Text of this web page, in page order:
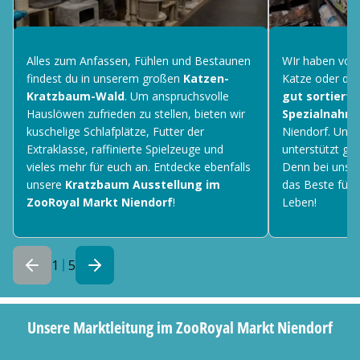
Alles zum Anfassen, Fühlen und Bestaunen
findest du in unserem großen Katzen-
Kratzbaum-Wald. Um anspruchsvolle
Hauslöwen zufrieden zu stellen, bieten wir
kuschelige Schlafplätze, Futter der
Extraklasse, raffinierte Spielzeuge und
vieles mehr für euch an. Entdecke ebenfalls
unsere Kratzbaum Ausstellung im
ZooRoyal Markt Niendorf!
WIr haben
Katze oder
gut sortierte
Niendorf.
unterstützt
Denn bei uns
das Beste für
Leben!
1 5
Unsere Marktleitung im ZooRoyal Markt Niendorf